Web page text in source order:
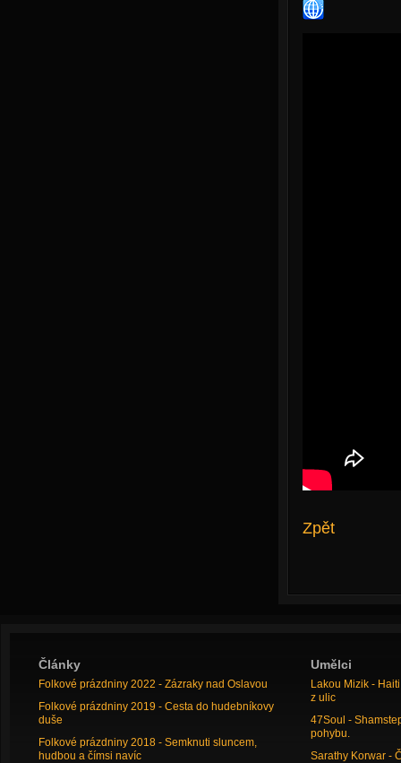
Zpět
Články
Folkové prázdniny 2022 - Zázraky nad Oslavou
Folkové prázdniny 2019 - Cesta do hudebníkovy
duše
Folkové prázdniny 2018 - Semknuti sluncem,
hudbou a čímsi navíc
Umělci
Lakou Mizik -
z ulic
47Soul -
pohybu.
Sarathy Korwar -